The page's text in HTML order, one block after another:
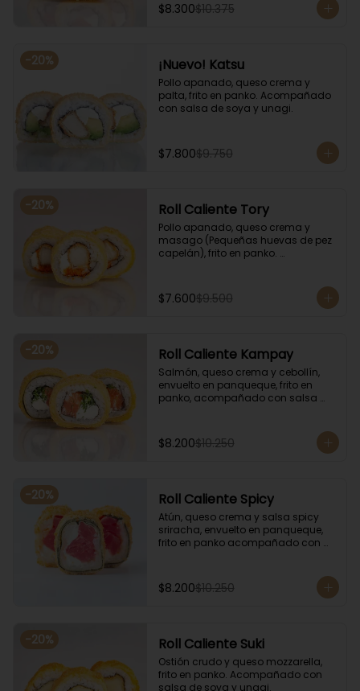
$8.300$10.375
-20% ¡Nuevo! Katsu
Pollo apanado, queso crema y
palta, frito en panko. Acompañado
con salsa de soya y unagi.
$7.800$9.750
-20% Roll Caliente Tory
Pollo apanado, queso crema y
masago (Pequeñas huevas de pez
capelán), frito en panko.
$7.600$9.500
-20% Roll Caliente Kampay
Salmón, queso crema y cebollín,
envuelto en panqueque, frito en
panko, acompañado con salsa
$8.200$10.250
-20% Roll Caliente Spicy
Atún, queso crema y salsa spicy
sriracha, envuelto en panqueque,
frito en panko acompañado con
$8.200$10.250
-20% Roll Caliente Suki
Ostión crudo y queso mozzarella,
frito en panko. Acompañado con
salsa de soya y unagi.